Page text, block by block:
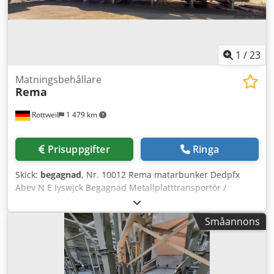
uthyrningssortiment.
1 /23
Rottweil 1 479 km
Matningsbehållare
Rema
Prisuppgifter Ringa
Skick: begagnad, Nr. 10012 Rema matarbunker Dedpfx
Abev N E Iyswjck Begagnad Metallplatttransportör /
stålkedjetransportör Defekt växellåda (Bonfiglioli)
Drivenhet: 15 kW Bandbredd: 2000 mm Axellängd: 10 000
mm Anläggningen har varit ur drift sedan slutet av januari
2025 på grund av växellådsskada Utan utmatningsband
Transportmått ca. 15 000 x 3 000 x 4 000 / 5 500 mm
(LxBxH) Försäljning på uppdrag av kund, från plats nära
Småannons